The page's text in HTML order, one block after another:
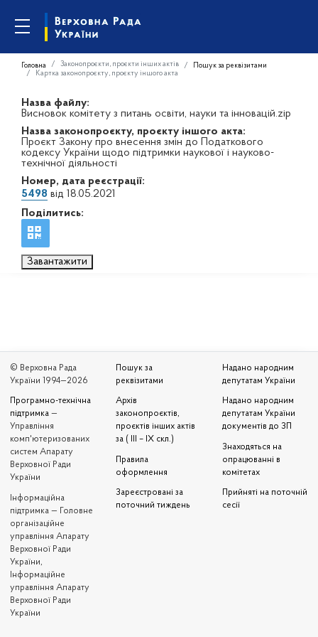
Головна Законопроєкти, проєкти інших актів
Пошук за реквізитами
Картка законопроєкту, проєкту іншого акта
Назва файлу:
Висновок комітету з питань освіти, науки та інновацій.zip
Назва законопроєкту, проєкту іншого акта:
Проєкт Закону про внесення змін до Податкового
кодексу України щодо підтримки наукової і науково-
технічної діяльності
Номер, дата реєстрації:
5498 від 18.05.2021
Поділитись:
Завантажити
© Верховна Рада
України 1994—2026
Програмно-технічна
підтримка —
Управління
комп'ютеризованих
систем Апарату
Верховної Ради
України
Iнформаційна
підтримка — Головне
організаційне
управління Апарату
Верховної Ради
України,
Інформаційне
управління Апарату
Верховної Ради
України
Пошук за
реквізитами
Архів
законопроєктів,
проєктів інших актів
за ( III – IX скл.)
Правила
оформлення
Зареєстровані за
поточний тиждень
Надано народним
депутатам України
Надано народним
депутатам України
документів до ЗП
Знаходяться на
опрацюванні в
комітетах
Прийняті на поточній
сесії